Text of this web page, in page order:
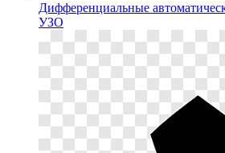
Дифференциальные
УЗО